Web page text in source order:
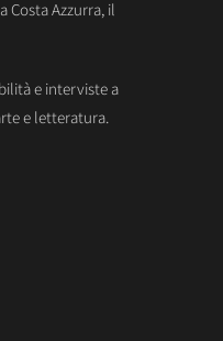
Costa Azzurra, il
e interviste a
e letteratura.